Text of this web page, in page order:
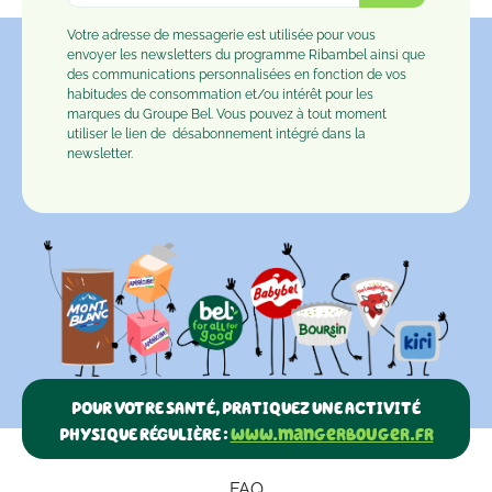
Votre adresse de messagerie est utilisée pour vous
envoyer les newsletters du programme Ribambel ainsi que
des communications personnalisées en fonction de vos
habitudes de consommation et/ou intérêt pour les
marques du Groupe Bel. Vous pouvez à tout moment
utiliser le lien de désabonnement intégré dans la
newsletter.
POUR VOTRE SANTÉ, PRATIQUEZ UNE ACTIVITÉ
PHYSIQUE RÉGULIÈRE :www.mangerbouger.fr